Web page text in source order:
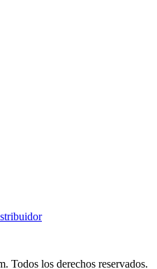
Todos los derechos reservados.